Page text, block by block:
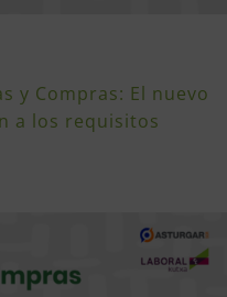
y Compras: El nuevo
a los requisitos